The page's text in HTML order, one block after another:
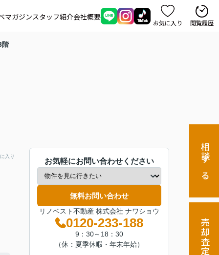
マガジンスタッフ紹介会社概要
お気に入り 閲覧履歴
相談する
売却査定
入り
お気軽にお問い合わせください
無料お問い合わせ
リノベスト不動産 株式会社 ナワショウ
0120-233-188
9：30～18：30
（休：夏季休暇・年末年始）